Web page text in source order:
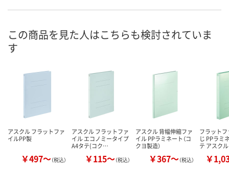
号
お届け日
した
この商品を見た人はこちらも検討されていま
す
アスクル フラットファ
イルPP製
￥497～（税込）
アスクル フラットファ
イル エコノミータイプ
A4タテ(コク…
￥115～（税込）
アスクル 背幅伸縮ファ
イル PPラミネート（コ
クヨ製造）
￥367～（税込）
フラット
じ PPラミ
テ アスクル
￥